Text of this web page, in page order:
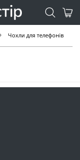
Чохли для телефонів